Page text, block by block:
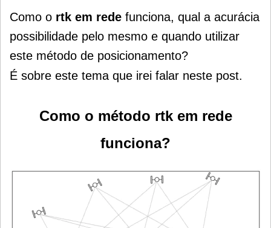
Como o rtk em rede funciona, qual a acurácia
possibilidade pelo mesmo e quando utilizar
este método de posicionamento?
É sobre este tema que irei falar neste post.
Como o método rtk em rede
funciona?